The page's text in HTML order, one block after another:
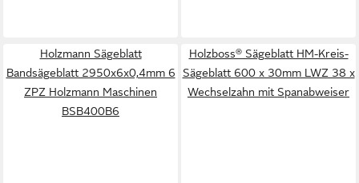
Holzmann Sägeblatt
Bandsägeblatt 2950x6x0,4mm 6
ZPZ Holzmann Maschinen
BSB400B6
Holzboss® Sägeblatt HM-Kreis-
Sägeblatt 600 x 30mm LWZ 38 x
Wechselzahn mit Spanabweiser